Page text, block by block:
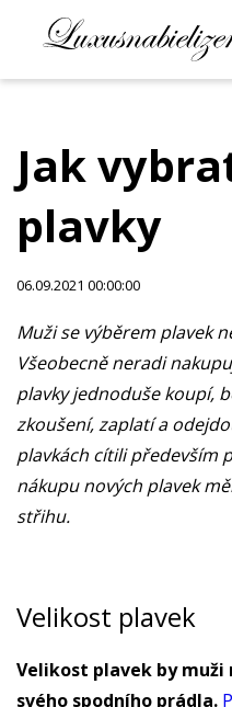
Jak
plavky
06.09.2021 00:00:00
Muži se výběrem plavek
Všeobecně neradi
plavky jednoduše koupí,
zkoušení, zaplatí a
plavkách cítili především
nákupu nových plavek
střihu.
Velikost plavek
Velikost plavek by
svého spodního prádla.